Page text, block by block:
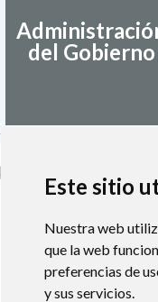
Este sitio
Nuestra web
que la web
preferencias de
y sus servicios.
del Gobierno